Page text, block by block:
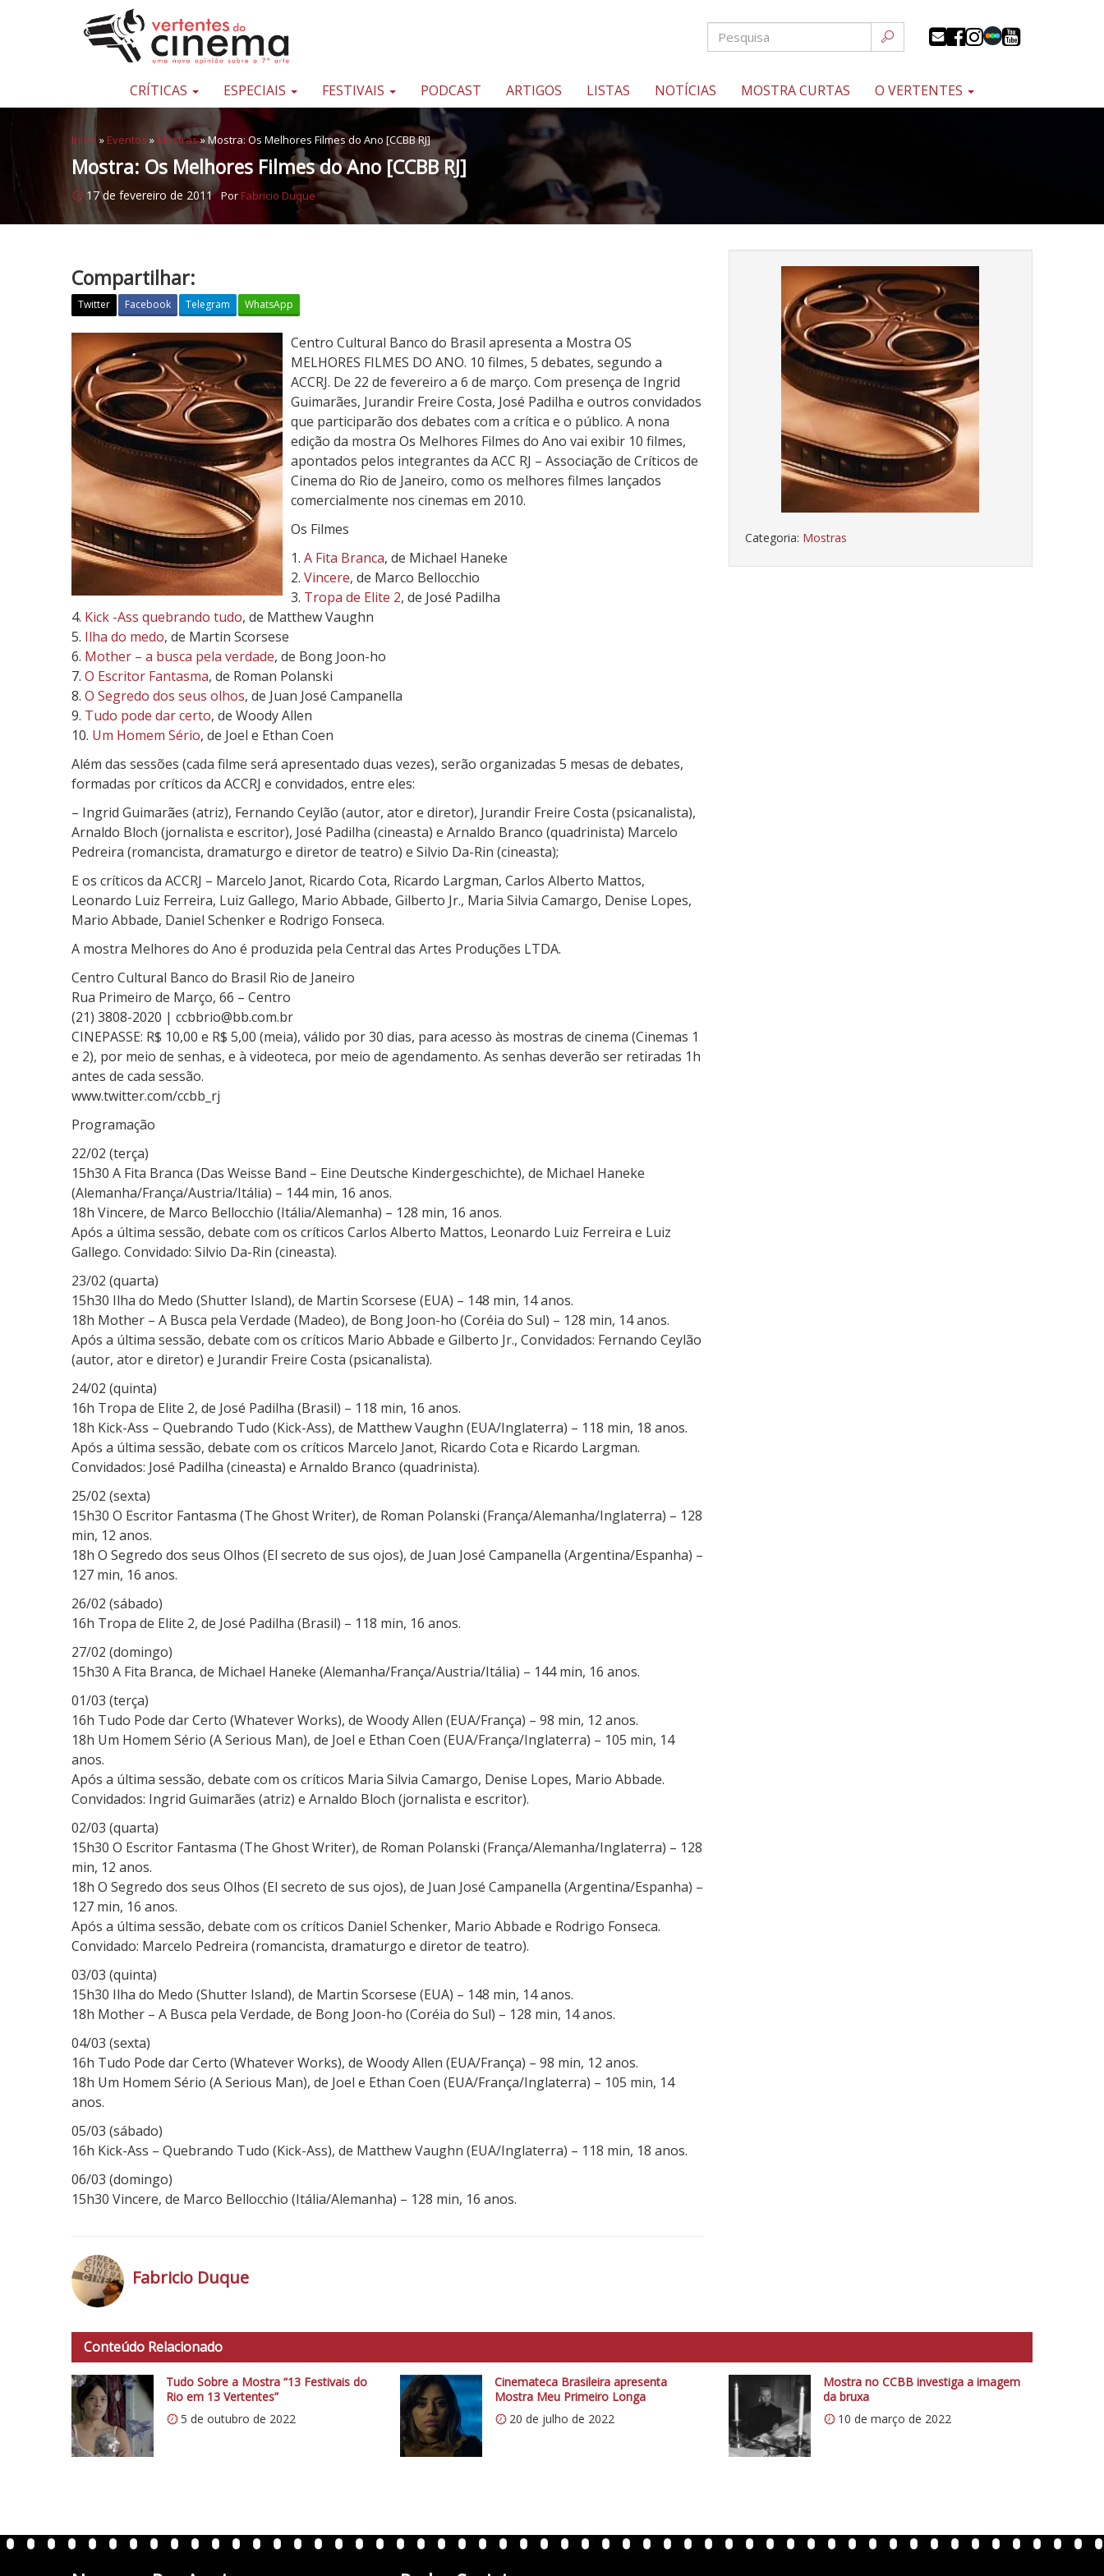
Pular para o conteúdo
Uma
sobre
sétima
arte
CRÍTICAS ESPECIAIS FESTIVAIS PODCAST ARTIGOS LISTAS NOTÍCIAS MOSTRA CURTAS O VERTENTES
Início » Eventos » Mostras»Mostra: Os Melhores Filmes do Ano [CCBB RJ]
Mostra: Os Melhores Filmes do Ano [CCBB RJ]
17 de fevereiro de 2011 Por Fabricio Duque
Categoria: Mostras
Compartilhar:
Twitter Facebook Telegram WhatsApp
M
s
t
r
a
:
s
M
e
l
h
o
r
e
s
F
i
l
m
e
s
o
A
n
o
[
C
B
B
R
J
]
Centro Cultural Banco do Brasil apresenta a Mostra OS
MELHORES FILMES DO ANO. 10 filmes, 5 debates, segundo a
ACCRJ. De 22 de fevereiro a 6 de março. Com presença de Ingrid
Guimarães, Jurandir Freire Costa, José Padilha e outros convidados
que participarão dos debates com a crítica e o público. A nona
edição da mostra Os Melhores Filmes do Ano vai exibir 10 filmes,
apontados pelos integrantes da ACC RJ – Associação de Críticos de
Cinema do Rio de Janeiro, como os melhores filmes lançados
comercialmente nos cinemas em 2010.
Os Filmes
1. A Fita Branca, de Michael Haneke
2. Vincere, de Marco Bellocchio
3. Tropa de Elite 2, de José Padilha
4. Kick -Ass quebrando tudo, de Matthew Vaughn
5. Ilha do medo, de Martin Scorsese
6. Mother – a busca pela verdade, de Bong Joon-ho
7. O Escritor Fantasma, de Roman Polanski
8. O Segredo dos seus olhos, de Juan José Campanella
9. Tudo pode dar certo, de Woody Allen
10. Um Homem Sério, de Joel e Ethan Coen
Além das sessões (cada filme será apresentado duas vezes), serão organizadas 5 mesas de debates,
formadas por críticos da ACCRJ e convidados, entre eles:
– Ingrid Guimarães (atriz), Fernando Ceylão (autor, ator e diretor), Jurandir Freire Costa (psicanalista),
Arnaldo Bloch (jornalista e escritor), José Padilha (cineasta) e Arnaldo Branco (quadrinista) Marcelo
Pedreira (romancista, dramaturgo e diretor de teatro) e Silvio Da-Rin (cineasta);
E os críticos da ACCRJ – Marcelo Janot, Ricardo Cota, Ricardo Largman, Carlos Alberto Mattos,
Leonardo Luiz Ferreira, Luiz Gallego, Mario Abbade, Gilberto Jr., Maria Silvia Camargo, Denise Lopes,
Mario Abbade, Daniel Schenker e Rodrigo Fonseca.
A mostra Melhores do Ano é produzida pela Central das Artes Produções LTDA.
Centro Cultural Banco do Brasil Rio de Janeiro
Rua Primeiro de Março, 66 – Centro
(21) 3808-2020 | ccbbrio@bb.com.br
CINEPASSE: R$ 10,00 e R$ 5,00 (meia), válido por 30 dias, para acesso às mostras de cinema (Cinemas 1
e 2), por meio de senhas, e à videoteca, por meio de agendamento. As senhas deverão ser retiradas 1h
antes de cada sessão.
www.twitter.com/ccbb_rj
Programação
22/02 (terça)
15h30 A Fita Branca (Das Weisse Band – Eine Deutsche Kindergeschichte), de Michael Haneke
(Alemanha/França/Austria/Itália) – 144 min, 16 anos.
18h Vincere, de Marco Bellocchio (Itália/Alemanha) – 128 min, 16 anos.
Após a última sessão, debate com os críticos Carlos Alberto Mattos, Leonardo Luiz Ferreira e Luiz
Gallego. Convidado: Silvio Da-Rin (cineasta).
23/02 (quarta)
15h30 Ilha do Medo (Shutter Island), de Martin Scorsese (EUA) – 148 min, 14 anos.
18h Mother – A Busca pela Verdade (Madeo), de Bong Joon-ho (Coréia do Sul) – 128 min, 14 anos.
Após a última sessão, debate com os críticos Mario Abbade e Gilberto Jr., Convidados: Fernando Ceylão
(autor, ator e diretor) e Jurandir Freire Costa (psicanalista).
24/02 (quinta)
16h Tropa de Elite 2, de José Padilha (Brasil) – 118 min, 16 anos.
18h Kick-Ass – Quebrando Tudo (Kick-Ass), de Matthew Vaughn (EUA/Inglaterra) – 118 min, 18 anos.
Após a última sessão, debate com os críticos Marcelo Janot, Ricardo Cota e Ricardo Largman.
Convidados: José Padilha (cineasta) e Arnaldo Branco (quadrinista).
25/02 (sexta)
15h30 O Escritor Fantasma (The Ghost Writer), de Roman Polanski (França/Alemanha/Inglaterra) – 128
min, 12 anos.
18h O Segredo dos seus Olhos (El secreto de sus ojos), de Juan José Campanella (Argentina/Espanha) –
127 min, 16 anos.
26/02 (sábado)
16h Tropa de Elite 2, de José Padilha (Brasil) – 118 min, 16 anos.
27/02 (domingo)
15h30 A Fita Branca, de Michael Haneke (Alemanha/França/Austria/Itália) – 144 min, 16 anos.
01/03 (terça)
16h Tudo Pode dar Certo (Whatever Works), de Woody Allen (EUA/França) – 98 min, 12 anos.
18h Um Homem Sério (A Serious Man), de Joel e Ethan Coen (EUA/França/Inglaterra) – 105 min, 14
anos.
Após a última sessão, debate com os críticos Maria Silvia Camargo, Denise Lopes, Mario Abbade.
Convidados: Ingrid Guimarães (atriz) e Arnaldo Bloch (jornalista e escritor).
02/03 (quarta)
15h30 O Escritor Fantasma (The Ghost Writer), de Roman Polanski (França/Alemanha/Inglaterra) – 128
min, 12 anos.
18h O Segredo dos seus Olhos (El secreto de sus ojos), de Juan José Campanella (Argentina/Espanha) –
127 min, 16 anos.
Após a última sessão, debate com os críticos Daniel Schenker, Mario Abbade e Rodrigo Fonseca.
Convidado: Marcelo Pedreira (romancista, dramaturgo e diretor de teatro).
03/03 (quinta)
15h30 Ilha do Medo (Shutter Island), de Martin Scorsese (EUA) – 148 min, 14 anos.
18h Mother – A Busca pela Verdade, de Bong Joon-ho (Coréia do Sul) – 128 min, 14 anos.
04/03 (sexta)
16h Tudo Pode dar Certo (Whatever Works), de Woody Allen (EUA/França) – 98 min, 12 anos.
18h Um Homem Sério (A Serious Man), de Joel e Ethan Coen (EUA/França/Inglaterra) – 105 min, 14
anos.
05/03 (sábado)
16h Kick-Ass – Quebrando Tudo (Kick-Ass), de Matthew Vaughn (EUA/Inglaterra) – 118 min, 18 anos.
06/03 (domingo)
15h30 Vincere, de Marco Bellocchio (Itália/Alemanha) – 128 min, 16 anos.
t
p
s
:
/
/
w
p
Fabricio Duque
Conteúdo Relacionado
Tudo Sobre a Mostra “13 Festivais do
Rio em 13 Vertentes”
5 de outubro de 2022
Cinemateca Brasileira apresenta
Mostra Meu Primeiro Longa
20 de julho de 2022
Mostra no CCBB investiga a imagem
da bruxa
10 de março de 2022